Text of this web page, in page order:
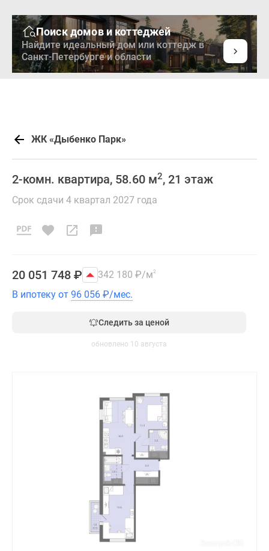
Поиск домов и коттеджей
Найдите идеальный дом или коттедж в
Санкт-Петербурге и области
ЖК «Дыбенко Парк»
2-комн. квартира, 58.60 м2, 21 этаж
Срок сдачи 4 квартал 2027 года
20 051 748 ₽ 342 180 ₽/м2
В ипотеку от 96 056 ₽/мес.
Следить за ценой
обновлено 10 августа